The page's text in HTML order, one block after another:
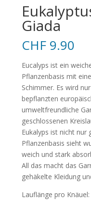
Giada
CHF9.90
Eucalyps ist ein
Pflanzenbasis mit
Schimmer. Es wird
bepflanzten
umweltfreundliche
geschlossenen
Eukalyps ist nicht nur
Pflanzenbasis sieht
weich und stark
All das macht das
gehäkelte Kleidung
Lauflänge pro